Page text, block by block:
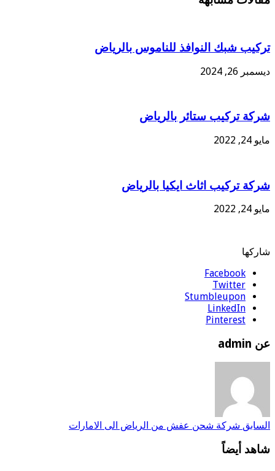
تركيب شبك النوافذ للناموس بالرياض
ديسمبر 26, 2024
شركة تركيب ستائر بالرياض
مايو 24, 2022
شركة تركيب اثاث ايكيا بالرياض
مايو 24, 2022
شاركها
Facebook
Twitter
Stumbleupon
LinkedIn
Pinterest
عن admin
السابق شركة شحن عفش من الرياض الى الامارات
شاهد أيضاً